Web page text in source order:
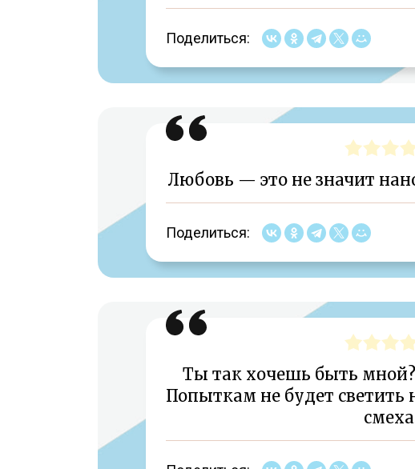
Поделиться:
Любовь — это не значит
Поделиться:
Ты так хочешь быть
Попыткам не будет светить